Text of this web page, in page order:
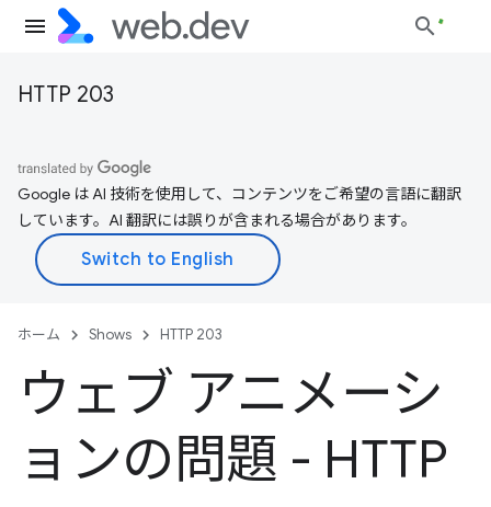
HTTP 203
Google は AI 技術を使用して、コンテンツをご希望の言語に翻訳
しています。AI 翻訳には誤りが含まれる場合があります。
ホーム Shows HTTP 203
ウェブ アニメーシ
ョンの問題 - HTTP